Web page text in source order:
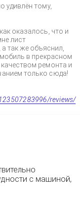
удивлён тому,
оказалось, что и
лист
так же объяснил,
в прекрасном
ремонта и
только сюда!
reviews/
с машиной,